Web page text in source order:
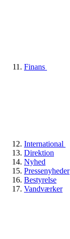
Finans
International
Direktion
Nyhed
Pressenyheder
Bestyrelse
Vandværker